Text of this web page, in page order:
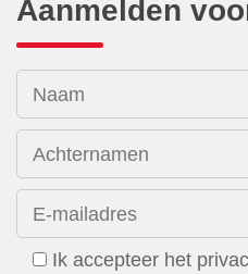
Aanmelden
Naam
Achternamen
E-mailadres
Ik accepteer het